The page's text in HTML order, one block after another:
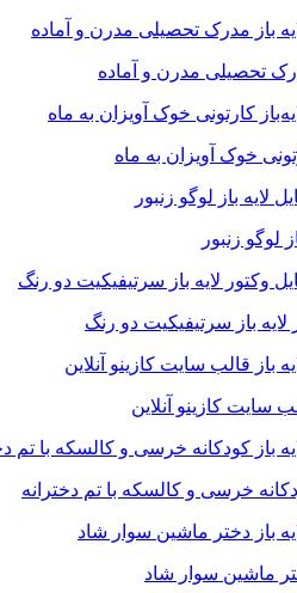
تحصیلی مدرن و آماده
خوک آویزان به ماه
لوگو زنبور
لایه باز سرتیفیکیت دو رنگ
سایت کازینو آنلاین
خرسی و کالسکه با تم دخترانه
ماشین سوار شاد